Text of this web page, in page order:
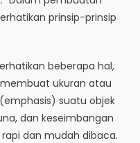
prinsip-prinsip
beberapa hal,
ukuran atau
suatu objek
dan keseimbangan
dan mudah dibaca.